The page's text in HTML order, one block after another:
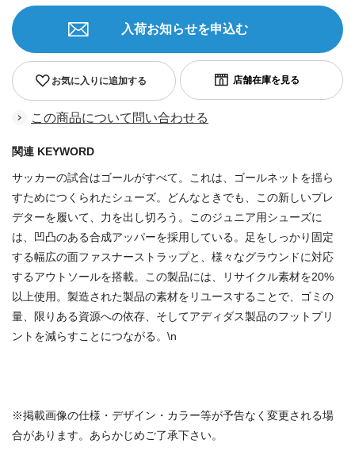
お気に入りに追加する
入荷お知らせを申込む
この商品について問い合わせる
関連 KEYWORD
サッカーの試合はゴールがすべて。これは、ゴールネットを揺ら
すためにつくられたシューズ。どんなときでも、この新しいプレ
デターを履いて、力を出し切ろう。このジュニア用シューズに
は、凹凸のある合成アッパーを採用している。足をしっかり固定
する幅広の面ファスナーストラップと、様々なグラウンドに対応
するアウトソールを搭載。この製品には、リサイクル素材を20%
以上使用。製造された製品の素材をリユースすることで、ゴミの
量、限りある資源への依存、そしてアディダス製品のフットプリ
ントを減らすことにつながる。\n
※掲載画像の仕様・デザイン・カラー等が予告なく変更される場
合があります。あらかじめご了承下さい。